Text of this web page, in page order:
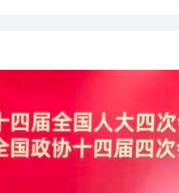
期升溫
消費嘉年華啟動